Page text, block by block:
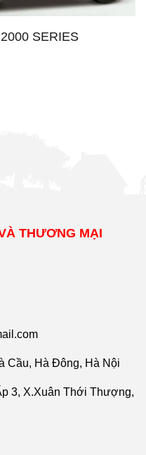
SERIES
THƯƠNG MẠI
Cầu, Hà Đông, Hà Nội
3, X.Xuân Thới Thượng,